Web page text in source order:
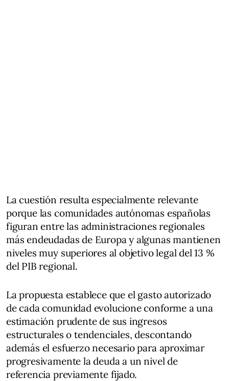
La cuestión resulta especialmente relevante
porque las comunidades autónomas españolas
figuran entre las administraciones regionales
más endeudadas de Europa y algunas mantienen
niveles muy superiores al objetivo legal del 13 %
del PIB regional.
La propuesta establece que el gasto autorizado
de cada comunidad evolucione conforme a una
estimación prudente de sus ingresos
estructurales o tendenciales, descontando
además el esfuerzo necesario para aproximar
progresivamente la deuda a un nivel de
referencia previamente fijado.